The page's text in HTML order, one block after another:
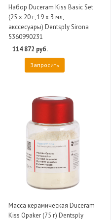
Набор Duceram Kiss Basic Set
(25 х 20 г, 19 х 3 мл,
акссесуары) Dentsply Sirona
5360990231
114 872 руб.
Запросить
Масса керамическая Duceram
Kiss Opaker (75 г) Dentsply